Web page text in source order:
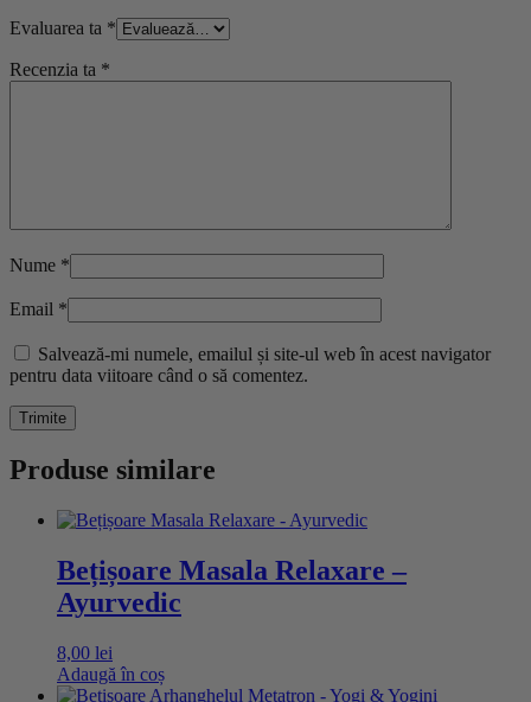
Evaluarea ta *
Recenzia ta *
Nume *
Email *
Salvează-mi numele, emailul și site-ul web în acest navigator
pentru data viitoare când o să comentez.
Produse similare
Bețișoare Masala Relaxare –
Ayurvedic
8,00 lei
Adaugă în coș